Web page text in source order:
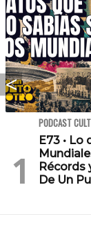
PODCAST
E73 • Lo
Récords
De Un